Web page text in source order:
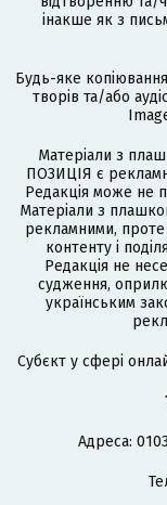
інакше як з
Будь-яке
творів та/або
Матеріали з
ПОЗИЦІЯ є
Редакція може не
Матеріали з
рекламними, проте
контенту і
Редакція не
судження,
українським
Cубєкт у сфері
Адреса: